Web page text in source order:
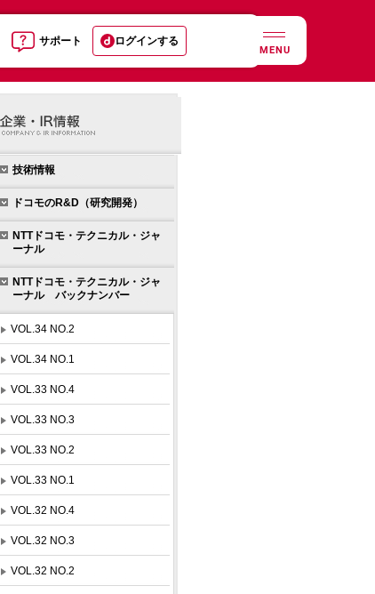
サポート ログインする
MENU
技術情報
ドコモのR&D（研究開発）
NTTドコモ・テクニカル・ジャ
ーナル
NTTドコモ・テクニカル・ジャ
ーナル バックナンバー
VOL.34 NO.2
VOL.34 NO.1
VOL.33 NO.4
VOL.33 NO.3
VOL.33 NO.2
VOL.33 NO.1
VOL.32 NO.4
VOL.32 NO.3
VOL.32 NO.2